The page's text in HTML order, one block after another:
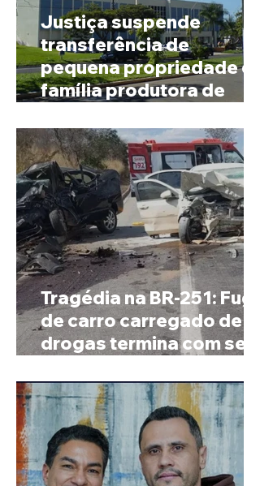
Justiça suspende
transferência de
pequena propriedade de
família produtora de
Tragédia na BR-251: Fuga
de carro carregado de
drogas termina com sete